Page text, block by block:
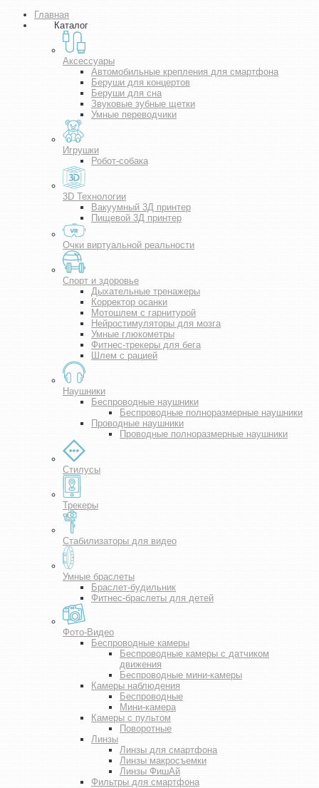
Главная
Каталог
Аксессуары
Автомобильные крепления для смартфона
Беруши для концертов
Беруши для сна
Звуковые зубные щетки
Умные переводчики
Игрушки
Робот-собака
3D Технологии
Вакуумный 3Д принтер
Пищевой 3Д принтер
Очки виртуальной реальности
Спорт и здоровье
Дыхательные тренажеры
Корректор осанки
Мотошлем с гарнитурой
Нейростимуляторы для мозга
Умные глюкометры
Фитнес-трекеры для бега
Шлем с рацией
Наушники
Беспроводные наушники
Беспроводные полноразмерные наушники
Проводные наушники
Проводные полноразмерные наушники
Стилусы
Трекеры
Стабилизаторы для видео
Умные браслеты
Браслет-будильник
Фитнес-браслеты для детей
Фото-Видео
Беспроводные камеры
Беспроводные камеры с датчиком
движения
Беспроводные мини-камеры
Камеры наблюдения
Беспроводные
Мини-камера
Камеры с пультом
Поворотные
Линзы
Линзы для смартфона
Линзы макросъемки
Линзы ФишАй
Фильтры для смартфона